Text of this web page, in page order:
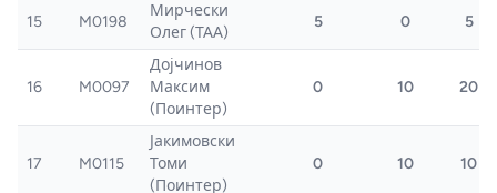
15 M0198
Мирчески
Олег (ТАА)
5 0 5
16 M0097
Дојчинов
Максим
(Поинтер)
0 10 20
17 M0115
Јакимовски
Томи
(Поинтер)
0 10 10